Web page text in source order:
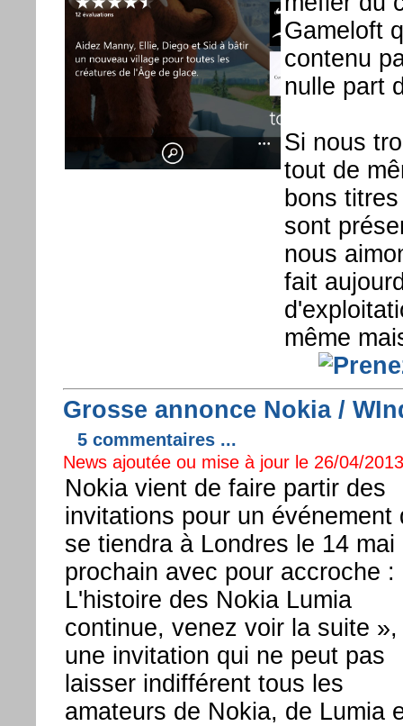
Gameloft
contenu
nulle part
Si nous
tout de
bons
sont
nous
fait
même
Grosse annonce Nokia /
5 commentaires ...
News ajoutée ou mise à jour le 26/04/
Nokia vient de faire partir des
invitations pour un événement
se tiendra à Londres le 14 mai
prochain avec pour accroche :
L'histoire des Nokia Lumia
continue, venez voir la suite »,
une invitation qui ne peut pas
laisser indifférent tous les
amateurs de Nokia, de Lumia